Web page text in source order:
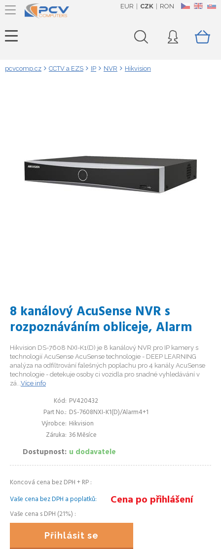
CZ EN SK
EUR CZK RON
pcvcomp.cz CCTV a EZS IP NVR Hikvision
8 kanálový AcuSense NVR s
rozpoznáváním obliceje, Alarm
Hikvision DS-7608 NXI-K1(D) je 8 kanálový NVR pro IP kamery s
technologií AcuSense AcuSense technologie - DEEP LEARNING
analýza na odfiltrování falešných poplachu pro 4 kanály AcuSense
technologie - detekuje osoby ci vozidla pro snadné vyhledávání v
zá...Více info
Kód PV420432
Part No. DS-7608NXI-K1(D)/Alarm4+1
Výrobce Hikvision
Záruka 36 Měsíce
Dostupnost u dodavatele
Koncová cena bez DPH + RP
Vaše cena bez DPH a poplatků
Cena po přihlášení
Vaše cena s DPH (21%)
Přihlásit se